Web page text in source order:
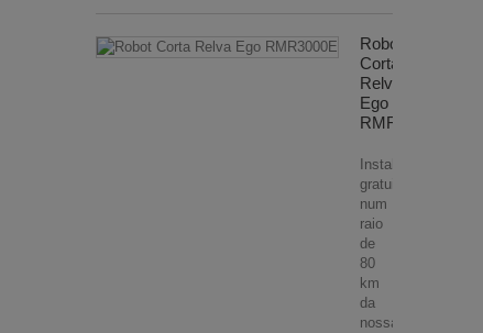
Robot
Corta
Relva
Ego
RMR3000E
Instalação
gratuita
num
raio
de
80
km
da
nossa